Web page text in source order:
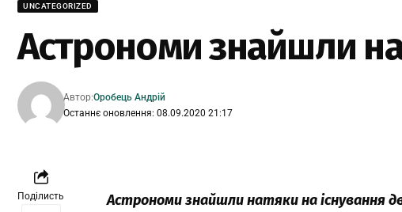
UNCATEGORIZED
Астрономи знайшли
Останнє оновлення: 08.09.2020 21:17
Автор:Оробець Андрій
Поділисть
Астрономи знайшли натяки на існування